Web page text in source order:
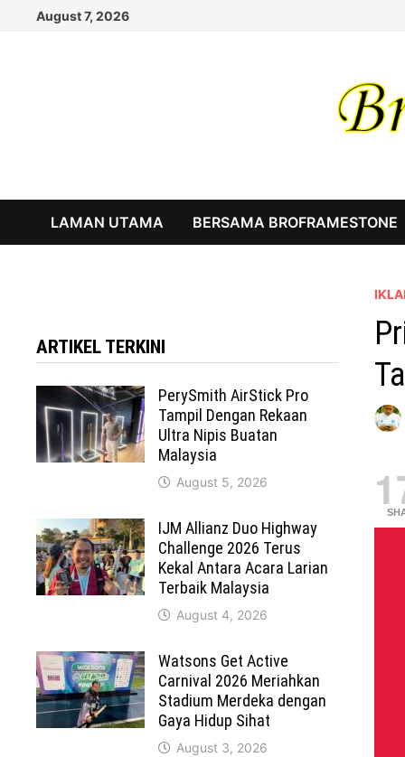
August 7, 2026
LAMAN UTAMA BERSAMA BROFRAMESTONE
ARTIKEL TERKINI
PerySmith AirStick Pro
Tampil Dengan Rekaan
Ultra Nipis Buatan
Malaysia
August 5, 2026
IJM Allianz Duo Highway
Challenge 2026 Terus
Kekal Antara Acara Larian
Terbaik Malaysia
August 4, 2026
Watsons Get Active
Carnival 2026 Meriahkan
Stadium Merdeka dengan
Gaya Hidup Sihat
August 3, 2026